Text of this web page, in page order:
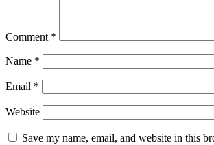
Comment *
Name *
Email *
Website
Save my name, email, and website in this